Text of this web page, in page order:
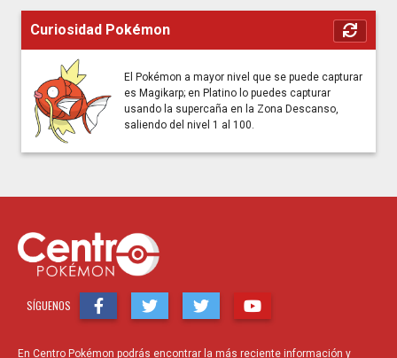
Curiosidad Pokémon
El Pokémon a mayor nivel que se puede capturar
es Magikarp; en Platino lo puedes capturar
usando la supercaña en la Zona Descanso,
saliendo del nivel 1 al 100.
SÍGUENOS
En Centro Pokémon podrás encontrar la más reciente información y